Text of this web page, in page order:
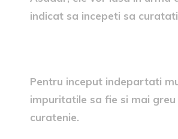
indicat sa incepeti sa
Pentru inceput indepartati
impuritatile sa fie si mai
curatenie.